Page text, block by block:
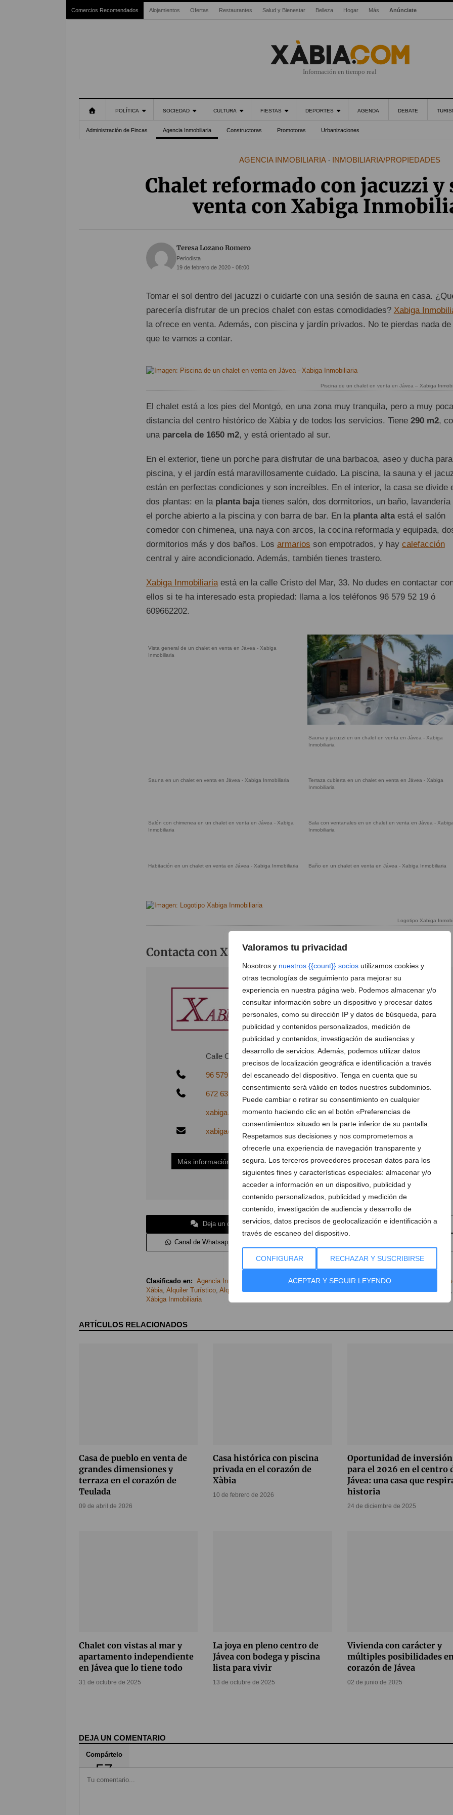
Valoramos tu privacidad
Nosotros y nuestros {{count}} socios utilizamos cookies y
otras tecnologías de seguimiento para mejorar su
experiencia en nuestra página web. Podemos almacenar y/o
consultar información sobre un dispositivo y procesar datos
personales, como su dirección IP y datos de búsqueda, para
publicidad y contenidos personalizados, medición de
publicidad y contenidos, investigación de audiencias y
desarrollo de servicios. Además, podemos utilizar datos
precisos de localización geográfica e identificación a través
del escaneado del dispositivo. Tenga en cuenta que su
consentimiento será válido en todos nuestros subdominios.
Puede cambiar o retirar su consentimiento en cualquier
momento haciendo clic en el botón «Preferencias de
consentimiento» situado en la parte inferior de su pantalla.
Respetamos sus decisiones y nos comprometemos a
ofrecerle una experiencia de navegación transparente y
segura. Los terceros proveedores procesan datos para los
siguientes fines y características especiales: almacenar y/o
acceder a información en un dispositivo, publicidad y
contenido personalizados, publicidad y medición de
contenido, investigación de audiencia y desarrollo de
servicios, datos precisos de geolocalización e identificación a
través de escaneo del dispositivo.
CONFIGURAR RECHAZAR Y SUSCRIBIRSE
ACEPTAR Y SEGUIR LEYENDO
Comercios Recomendados Alojamientos Ofertas Restaurantes Salud y Bienestar Belleza Hogar Más Anúnciate
Información en tiempo real
POLÍTICA SOCIEDAD CULTURA FIESTAS DEPORTES AGENDA DEBATE
Administración de Fincas Agencia Inmobiliaria Constructoras Promotoras Urbanizaciones
AGENCIA INMOBILIARIA - INMOBILIARIA/PROPIEDADES
Chalet reformado con jacuzzi y
venta con Xabiga
Compártelo
57
Teresa Lozano Romero
Periodista
19 de febrero de 2020 - 08:00
Tomar el sol dentro del jacuzzi o cuidarte con una sesión de sauna en casa.
parecería disfrutar de un precios chalet con estas comodidades? Xabiga
la ofrece en venta. Además, con piscina y jardín privados. No te pierdas nada de
que te vamos a contar.
Piscina de un chalet en venta en Jávea – Xabiga
El chalet está a los pies del Montgó, en una zona muy tranquila, pero a muy poca
distancia del centro histórico de Xàbia y de todos los servicios. Tiene 290 m2,
una parcela de 1650 m2, y está orientado al sur.
En el exterior, tiene un porche para disfrutar de una barbacoa, aseo y ducha
piscina, y el jardín está maravillosamente cuidado. La piscina, la sauna y el
están en perfectas condiciones y son increíbles. En el interior, la casa se divide
dos plantas: en la planta bajatienes salón, dos dormitorios, un baño, lavandería
el porche abierto a la piscina y con barra de bar. En la planta altaestá el salón
comedor con chimenea, una naya con arcos, la cocina reformada y equipada,
dormitorios más y dos baños. Los armarios son empotrados, y hay calefacción
central y aire acondicionado. Además, también tienes trastero.
Xabiga Inmobiliariaestá en la calle Cristo del Mar, 33. No dudes en contactar
ellos si te ha interesado esta propiedad: llama a los teléfonos 96 579 52 19 ó
609662202.
Vista general de un chalet en venta en Jávea - Xabiga
Inmobiliaria
Sauna y jacuzzi en un chalet en venta en Jávea - Xabiga
Inmobiliaria
Sauna en un chalet en venta en Jávea - Xabiga Inmobiliaria
Terraza cubierta en un chalet en venta en Jávea - Xabiga
Inmobiliaria
Salón con chimenea en un chalet en venta en Jávea - Xabiga
Inmobiliaria
Sala con ventanales en un chalet en venta en Jávea -
Inmobiliaria
Habitación en un chalet en venta en Jávea - Xabiga Inmobiliaria Baño en un chalet en venta en Jávea - Xabiga Inmobiliaria
Logotipo Xabiga
Contacta con Xabiga Inmobiliaria
Calle Cristo del Mar, 33 Ver en Google Maps
96 579 52 19
672 63 57 95
xabiga.net
xabiga@xabiga.net
Más información
Deja un comentario Suscríbete a la newsletter
Canal de Whatsapp
Clasificado en: Agencia Inmobiliaria Inmobiliaria/Propiedades,Alquiler ,Alquiler casa Xàbia
Alquiler
Xàbia, Alquiler Turístico, Alquiler Vacacional,Comprar casa Xàbia,Inmobiliaria Xàbia,Venta casa Xàbia ,
Xàbiga Inmobiliaria
ARTÍCULOS RELACIONADOS
Casa de pueblo en venta de
grandes dimensiones y
terraza en el corazón de
Teulada
09 de abril de 2026
Casa histórica con piscina
privada en el corazón de
Xàbia
10 de febrero de 2026
Oportunidad de inversión
para el 2026 en el centro
Jávea: una casa que
historia
24 de diciembre de 2025
Chalet con vistas al mar y
apartamento independiente
en Jávea que lo tiene todo
31 de octubre de 2025
La joya en pleno centro de
Jávea con bodega y piscina
lista para vivir
13 de octubre de 2025
Vivienda con carácter y
múltiples posibilidades
corazón de Jávea
02 de junio de 2025
DEJA UN COMENTARIO